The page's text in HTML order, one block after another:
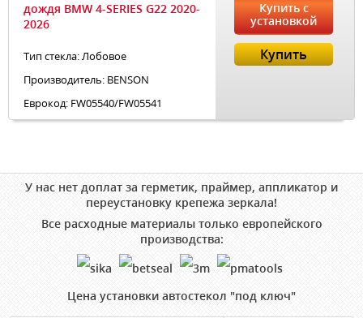
дождя BMW 4-SERIES G22 2020-
2026
Тип стекла: Лобовое
Производитель: BENSON
Еврокод: FW05540/FW05541
Купить с
установкой
Купить
У нас нет доплат за герметик, праймер, аппликатор и
переустановку крепежа зеркала!
Все расходные материалы только европейского
производства:
Цена установки автостекол "под ключ"